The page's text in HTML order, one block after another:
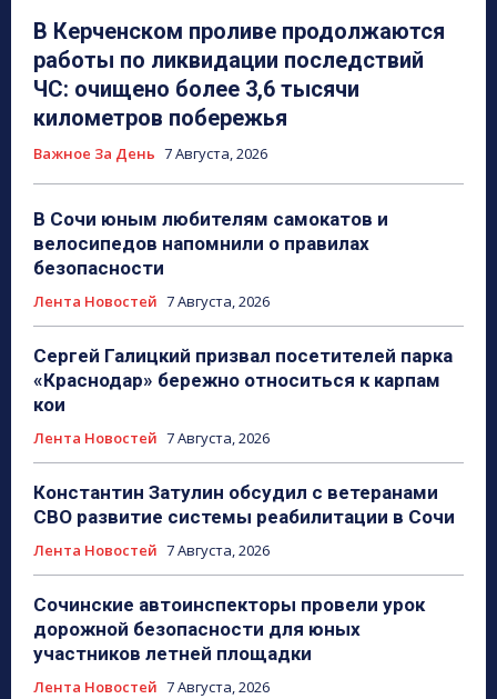
В Керченском проливе продолжаются
работы по ликвидации последствий
ЧС: очищено более 3,6 тысячи
километров побережья
Важное За День 7 Августа, 2026
В Сочи юным любителям самокатов и
велосипедов напомнили о правилах
безопасности
Лента Новостей 7 Августа, 2026
Сергей Галицкий призвал посетителей парка
«Краснодар» бережно относиться к карпам
кои
Лента Новостей 7 Августа, 2026
Константин Затулин обсудил с ветеранами
СВО развитие системы реабилитации в Сочи
Лента Новостей 7 Августа, 2026
Сочинские автоинспекторы провели урок
дорожной безопасности для юных
участников летней площадки
Лента Новостей 7 Августа, 2026